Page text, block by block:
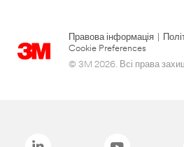
Правова інформація
Cookie Preferences
© 3M 2026. Всі права